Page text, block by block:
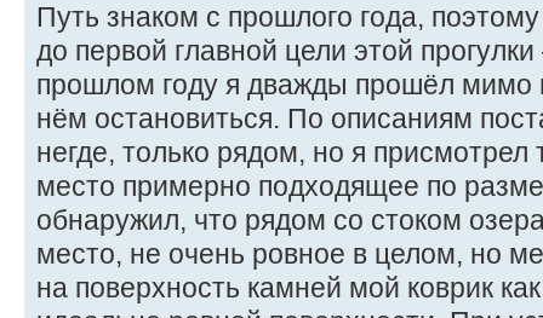
Путь знаком с прошлого года,
до первой главной цели этой
прошлом году я дважды прошёл мимо
нём остановиться. По описаниям
негде, только рядом, но я присмотрел
место примерно подходящее по
обнаружил, что рядом со стоком
место, не очень ровное в целом, но
на поверхность камней мой коврик